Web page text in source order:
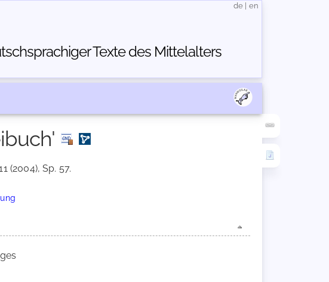
Texte des Mittelalters
de en
(2004), Sp. 57.